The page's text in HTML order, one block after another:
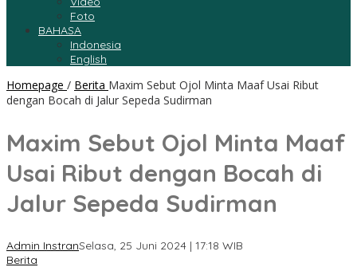
Foto
BAHASA
Indonesia
English
Homepage / Berita Maxim Sebut Ojol Minta Maaf Usai Ribut
dengan Bocah di Jalur Sepeda Sudirman
Maxim Sebut Ojol Minta Maaf
Usai Ribut dengan Bocah di
Jalur Sepeda Sudirman
Admin InstranSelasa, 25 Juni 2024 | 17:18 WIB
Berita